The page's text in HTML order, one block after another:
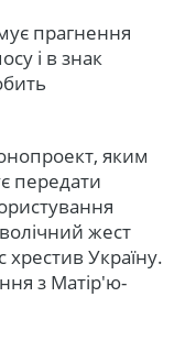
прагнення
і в знак
яким
передати
жест
хрестив Україну.
з Матір'ю-